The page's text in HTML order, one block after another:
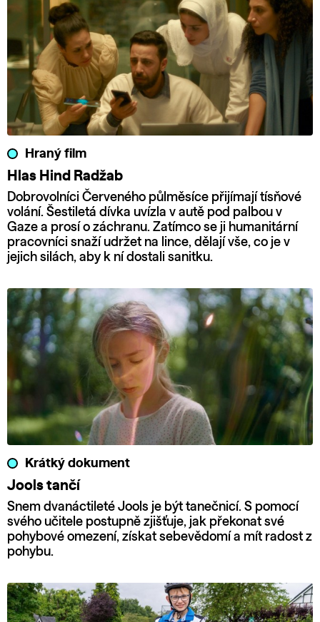
Hraný film
Hlas Hind Radžab
Dobrovolníci Červeného půlměsíce přijímají tísňové
volání. Šestiletá dívka uvízla v autě pod palbou v
Gaze a prosí o záchranu. Zatímco se ji humanitární
pracovníci snaží udržet na lince, dělají vše, co je v
jejich silách, aby k ní dostali sanitku.
Krátký dokument
Jools tančí
Snem dvanáctileté Jools je být tanečnicí. S pomocí
svého učitele postupně zjišťuje, jak překonat své
pohybové omezení, získat sebevědomí a mít radost z
pohybu.